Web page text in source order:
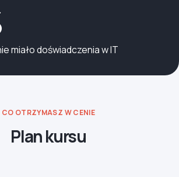
miało doświadczenia w IT
CO OTRZYMASZ W CENIE
Plan kursu